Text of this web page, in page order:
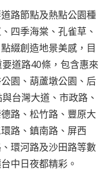
路節點及熱點公園種
四季海棠、孔雀草、
綴創造地景美感，目
道路40條，包含惠來
園、葫蘆墩公園、后
台灣大道、市政路、
路、松竹路、豐原大
路、鎮南路、屏西
環河路及沙田路等數
中日夜都精彩。